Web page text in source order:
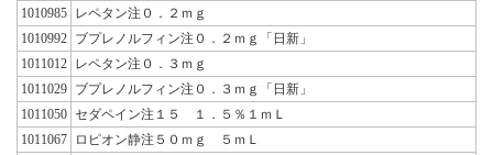
1010985 レペタン注０．２ｍｇ
1010992 ブプレノルフィン注０．２ｍｇ「日新」
1011012 レペタン注０．３ｍｇ
1011029 ブプレノルフィン注０．３ｍｇ「日新」
1011050 セダペイン注１５ １．５％１ｍＬ
1011067
ロピオン静注５０ｍｇ ５ｍＬ